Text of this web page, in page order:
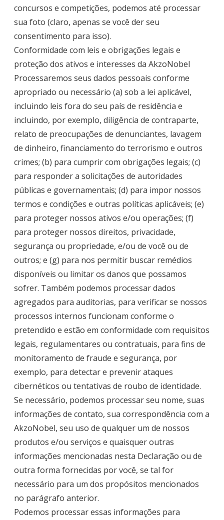
concursos e competições, podemos até processar
sua foto (claro, apenas se você der seu
consentimento para isso).
Conformidade com leis e obrigações legais e
proteção dos ativos e interesses da AkzoNobel
Processaremos seus dados pessoais conforme
apropriado ou necessário (a) sob a lei aplicável,
incluindo leis fora do seu país de residência e
incluindo, por exemplo, diligência de contraparte,
relato de preocupações de denunciantes, lavagem
de dinheiro, financiamento do terrorismo e outros
crimes; (b) para cumprir com obrigações legais; (c)
para responder a solicitações de autoridades
públicas e governamentais; (d) para impor nossos
termos e condições e outras políticas aplicáveis; (e)
para proteger nossos ativos e/ou operações; (f)
para proteger nossos direitos, privacidade,
segurança ou propriedade, e/ou de você ou de
outros; e (g) para nos permitir buscar remédios
disponíveis ou limitar os danos que possamos
sofrer. Também podemos processar dados
agregados para auditorias, para verificar se nossos
processos internos funcionam conforme o
pretendido e estão em conformidade com requisitos
legais, regulamentares ou contratuais, para fins de
monitoramento de fraude e segurança, por
exemplo, para detectar e prevenir ataques
cibernéticos ou tentativas de roubo de identidade.
Se necessário, podemos processar seu nome, suas
informações de contato, sua correspondência com a
AkzoNobel, seu uso de qualquer um de nossos
produtos e/ou serviços e quaisquer outras
informações mencionadas nesta Declaração ou de
outra forma fornecidas por você, se tal for
necessário para um dos propósitos mencionados
no parágrafo anterior.
Podemos processar essas informações para